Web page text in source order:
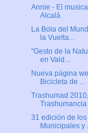
Annie - El
Alcalá
La Bola del
la Vuelta...
"Gesto de la
en Vald...
Nueva página
Bicicleta de ...
Trashumad
Trashumancia
31 edición de
Municipales y